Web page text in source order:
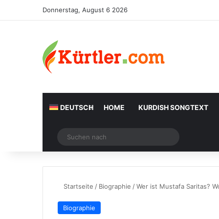
Donnerstag, August 6 2026
DEUTSCH HOME KURDISH SONGTEXT
Zufälliger Artikel
nach
Startseite / Biographie /Wer ist Mustafa Saritas?
Biographie